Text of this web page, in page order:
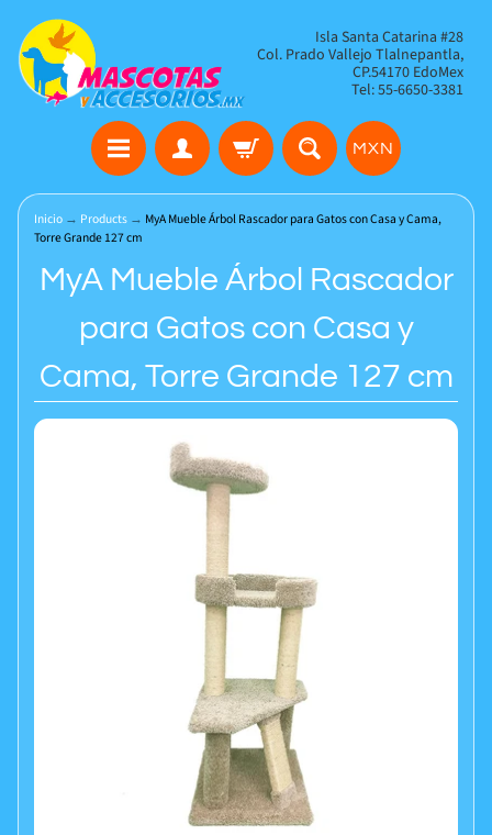
Isla Santa Catarina #28
Col. Prado Vallejo Tlalnepantla,
CP.54170 EdoMex
Tel: 55-6650-3381
MXN
Inicio → Products → MyA Mueble Árbol Rascador para Gatos con Casa y Cama,
Torre Grande 127 cm
MyA Mueble Árbol Rascador
para Gatos con Casa y
Cama, Torre Grande 127 cm